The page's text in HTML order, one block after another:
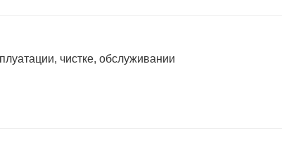
чистке, обслуживании